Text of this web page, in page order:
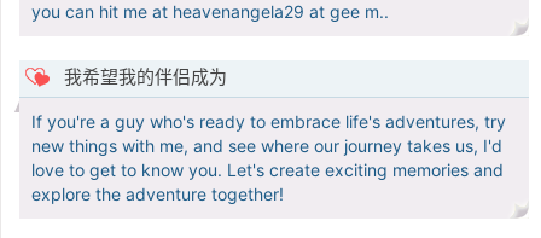
you can hit me at heavenangela29 at gee m..
我希望我的伴侣成为
If you're a guy who's ready to embrace life's adventures, try
new things with me, and see where our journey takes us, I'd
love to get to know you. Let's create exciting memories and
explore the adventure together!